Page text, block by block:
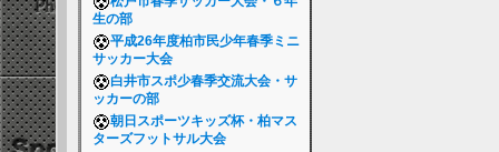
生の部
平成26年度柏市民少年春季ミニ
サッカー大会
白井市スポ少春季交流大会・サ
ッカーの部
朝日スポーツキッズ杯・柏マス
ターズフットサル大会